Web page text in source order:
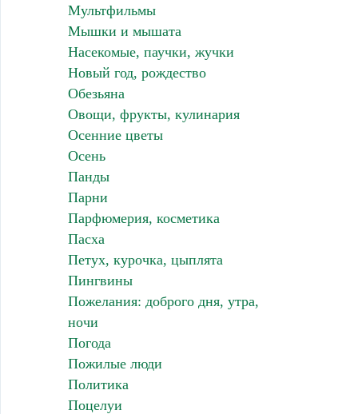
Мультфильмы
Мышки и мышата
Насекомые, паучки, жучки
Новый год, рождество
Обезьяна
Овощи, фрукты, кулинария
Осенние цветы
Осень
Панды
Парни
Парфюмерия, косметика
Пасха
Петух, курочка, цыплята
Пингвины
Пожелания: доброго дня, утра,
ночи
Погода
Пожилые люди
Политика
Поцелуи